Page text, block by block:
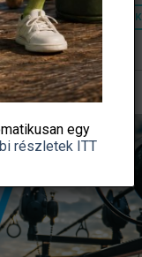
egy
részletek ITT